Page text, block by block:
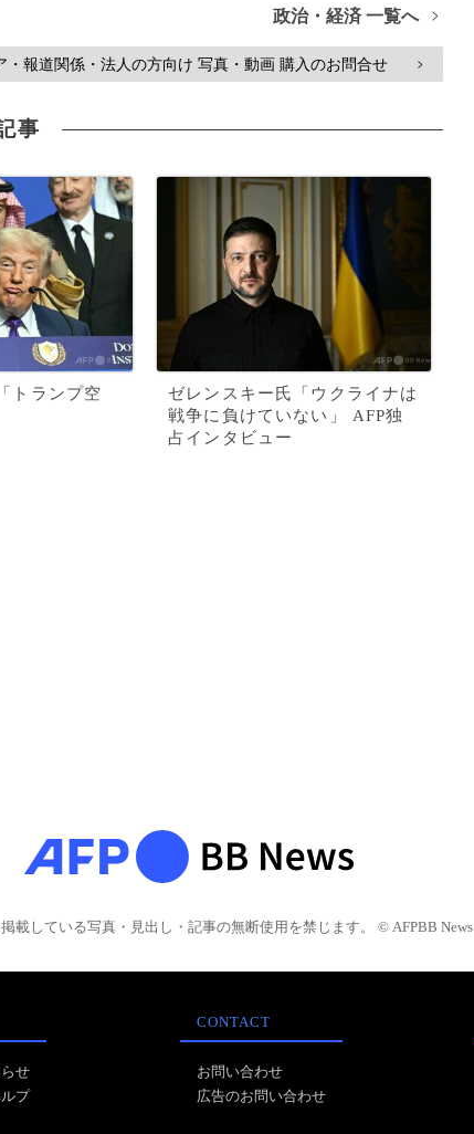
政治・経済 一覧へ >
・報道関係・法人の方向け 写真・動画 購入のお問合せ >
事
トランプ空
ゼレンスキー氏「ウクライナは
戦争に負けていない」 AFP独
占インタビュー
掲載している写真・見出し・記事の無断使用を禁じます。 © AFPBB News
せ
プ
CONTACT
お問い合わせ
広告のお問い合わせ